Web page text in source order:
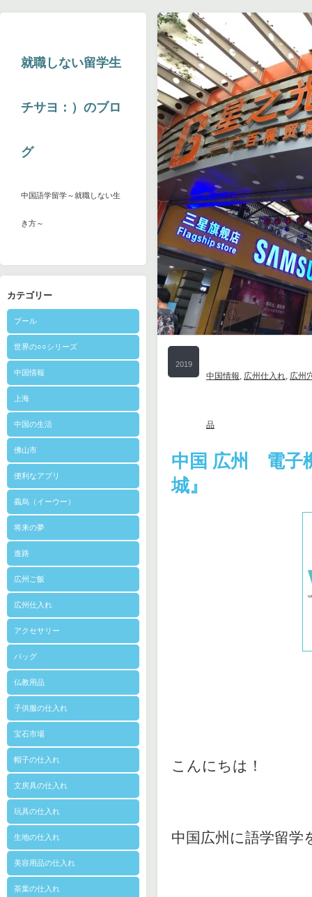
就職しない留学生
チサヨ：）のブロ
グ
中国語学留学～就職しない生
き方～
カテゴリー
プール
世界の○○シリーズ
中国情報
上海
中国の生活
佛山市
便利なアプリ
義烏（イーウー）
将来の夢
進路
広州ご飯
広州仕入れ
アクセサリー
バッグ
仏教用品
子供服の仕入れ
宝石市場
帽子の仕入れ
文房具の仕入れ
玩具の仕入れ
生地の仕入れ
美容用品の仕入れ
茶葉の仕入れ
2019
中国情報, 広州仕入れ, 広州
品
中国 広州 電子
城』
こんにちは！
中国広州に語学留